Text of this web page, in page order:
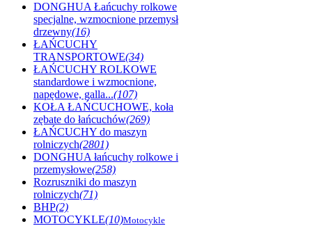
DONGHUA Łańcuchy rolkowe
specjalne, wzmocnione przemysł
drzewny(16)
ŁAŃCUCHY
TRANSPORTOWE(34)
ŁAŃCUCHY ROLKOWE
standardowe i wzmocnione,
napędowe, galla...(107)
KOŁA ŁAŃCUCHOWE, koła
zębate do łańcuchów(269)
ŁAŃCUCHY do maszyn
rolniczych(2801)
DONGHUA łańcuchy rolkowe i
przemysłowe(258)
Rozruszniki do maszyn
rolniczych(71)
BHP(2)
MOTOCYKLE(10)Motocykle